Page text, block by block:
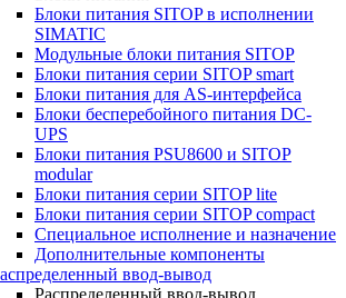
Блоки питания SITOP в исполнении
SIMATIC
Модульные блоки питания SITOP
Блоки питания серии SITOP smart
Блоки питания для AS-интерфейса
Блоки бесперебойного питания DC-
UPS
Блоки питания PSU8600 и SITOP
modular
Блоки питания серии SITOP lite
Блоки питания серии SITOP compact
Специальное исполнение и назначение
Дополнительные компоненты
ввод-вывод
Распределенный ввод-вывод